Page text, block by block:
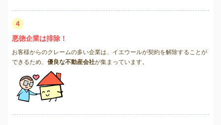
4
悪徳企業は排除！
お客様からのクレームの多い企業は、イエウールが契約を解除することが
できるため、 優良な不動産会社が集まっています。